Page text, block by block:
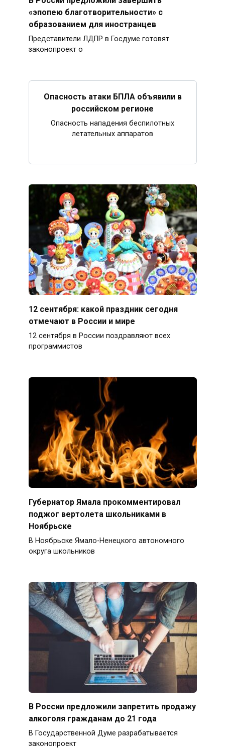
«эпопею благотворительности» с
образованием для иностранцев
Представители ЛДПР в Госдуме готовят
законопроект о
Опасность атаки БПЛА объявили в
российском регионе
Опасность нападения беспилотных
летательных аппаратов
12 сентября: какой праздник сегодня
отмечают в России и мире
12 сентября в России поздравляют всех
программистов
Губернатор Ямала прокомментировал
поджог вертолета школьниками в
Ноябрьске
В Ноябрьске Ямало-Ненецкого автономного
округа школьников
В России предложили запретить продажу
алкоголя гражданам до 21 года
В Государственной Думе разрабатывается
законопроект